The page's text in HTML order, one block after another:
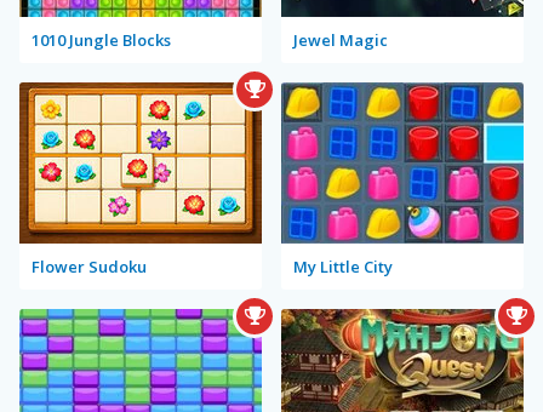
1010 Jungle Blocks Jewel Magic
Flower Sudoku My Little City